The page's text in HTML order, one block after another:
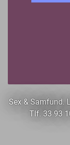
Sex & Samfund.
Tlf. 33 93